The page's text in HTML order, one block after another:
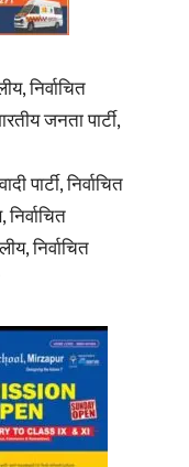
निर्वाचित
जनता पार्टी,
पार्टी, निर्वाचित
निर्वाचित